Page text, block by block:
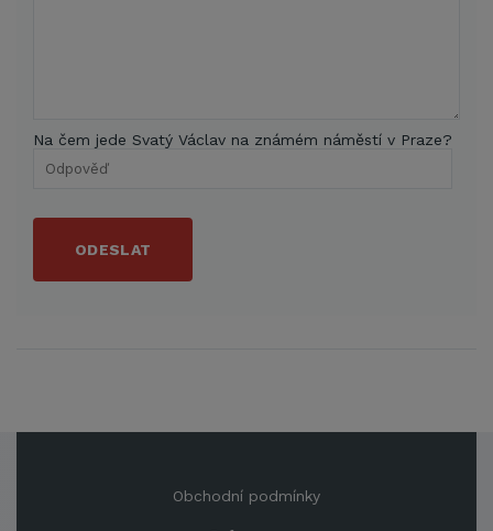
Na čem jede Svatý Václav na známém náměstí v Praze?
ODESLAT
Obchodní podmínky